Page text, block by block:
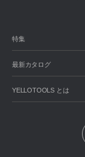
特集
最新カタログ
YELLOTOOLS とは